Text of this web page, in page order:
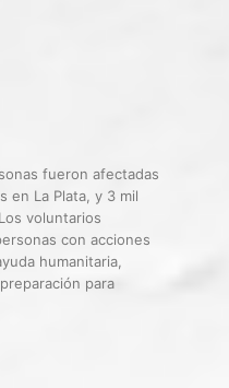
fueron afectadas
en La Plata, y 3 mil
voluntarios
con acciones
humanitaria,
para